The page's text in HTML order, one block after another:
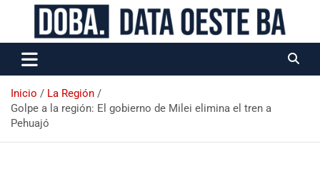
Data Oeste BA
Inicio
La Región
Golpe a la región: El gobierno de Milei elimina el tren a
Pehuajó